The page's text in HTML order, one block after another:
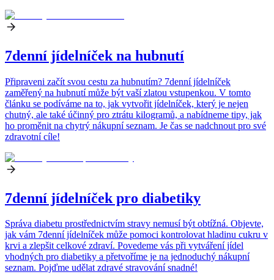
7denní jídelníček na hubnutí
Připraveni začít svou cestu za hubnutím? 7denní jídelníček
zaměřený na hubnutí může být vaší zlatou vstupenkou. V tomto
článku se podíváme na to, jak vytvořit jídelníček, který je nejen
chutný, ale také účinný pro ztrátu kilogramů, a nabídneme tipy, jak
ho proměnit na chytrý nákupní seznam. Je čas se nadchnout pro své
zdravotní cíle!
7denní jídelníček pro diabetiky
Správa diabetu prostřednictvím stravy nemusí být obtížná. Objevte,
jak vám 7denní jídelníček může pomoci kontrolovat hladinu cukru v
krvi a zlepšit celkové zdraví. Povedeme vás při vytváření jídel
vhodných pro diabetiky a přetvoříme je na jednoduchý nákupní
seznam. Pojďme udělat zdravé stravování snadné!